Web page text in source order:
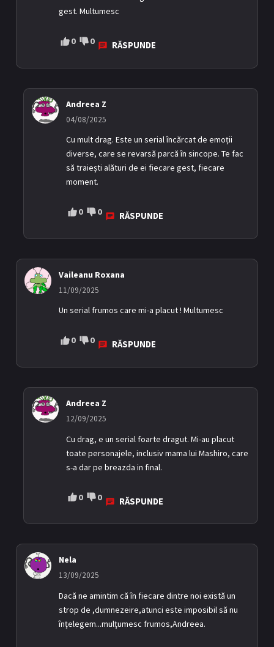
gest. Multumesc
0 0 RĂSPUNDE
Andreea Z
04/08/2025
Cu mult drag. Este un serial încărcat de emoții
diverse, care se revarsă parcă în sincope. Te fac
să traiești alături de ei fiecare gest, fiecare
moment.
0 0 RĂSPUNDE
Vaileanu Roxana
11/09/2025
Un serial frumos care mi-a placut ! Multumesc
0 0 RĂSPUNDE
Andreea Z
12/09/2025
Cu drag, e un serial foarte dragut. Mi-au placut
toate personajele, inclusiv mama lui Mashiro, care
s-a dar pe breazda in final.
0 0 RĂSPUNDE
Nela
13/09/2025
Dacă ne amintim că în fiecare dintre noi există un
strop de ,dumnezeire,atunci este imposibil să nu
înţelegem...mulţumesc frumos,Andreea.